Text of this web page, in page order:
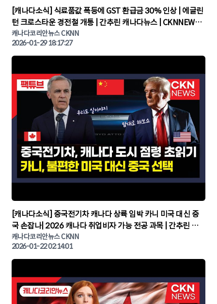
▶
[캐나다소식] 식료품값 폭등에 GST 환급금 30% 인상 | 에글린
턴 크로스타운 경전철 개통 | 간추린 캐나다뉴스 | CKNNEWS,
캐나다코리안뉴스
캐나다코리안뉴스 CKNN
2026-01-29 18:17:27
▶
[캐나다소식] 중국전기차 캐나다 상륙 임박 카니 미국 대신 중
국 손잡나| 2026 캐나다 취업비자 가능 전공 과목 | 간추린 캐
나다뉴스 | CKNNEWS, 캐나다코리안뉴스
캐나다코리안뉴스 CKNN
2026-01-22 02:14:01